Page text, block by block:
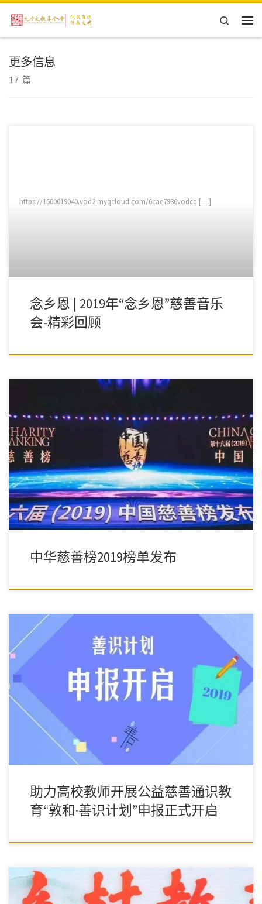
Skip to content
Search
更多信息
17 篇
https://1500019040.vod2.myqcloud.com/6cae7936vodcq […]
念乡恩 | 2019年“念乡恩”慈善音乐
会-精彩回顾
捐赠者是最可爱的人，投身公益慈善事业的人是最值得尊敬的人。
让我们共担时代责任，共为榜样力量喝彩！
中华慈善榜2019榜单发布
9月17日至10月17日，欢迎申报！
助力高校教师开展公益慈善通识教
育“敦和·善识计划”申报正式开启